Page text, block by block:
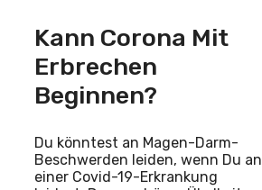
Kann Corona Mit
Erbrechen
Beginnen?
Du könntest an Magen-Darm-
Beschwerden leiden, wenn Du an
einer Covid-19-Erkrankung